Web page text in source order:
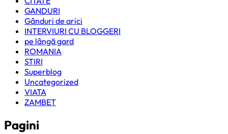
GANDURI
Gânduri de arici
INTERVIURI CU BLOGGERI
pe lângă gard
ROMANIA
STIRI
Superblog
Uncategorized
VIATA
ZAMBET
Pagini